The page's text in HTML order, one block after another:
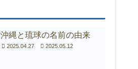
沖縄と琉球の名前の由来
2025.04.27 2025.05.12